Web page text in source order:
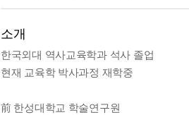
소개
한국외대 역사교육학과 석사 졸업
현재 교육학 박사과정 재학중
前 한성대학교 학술연구원